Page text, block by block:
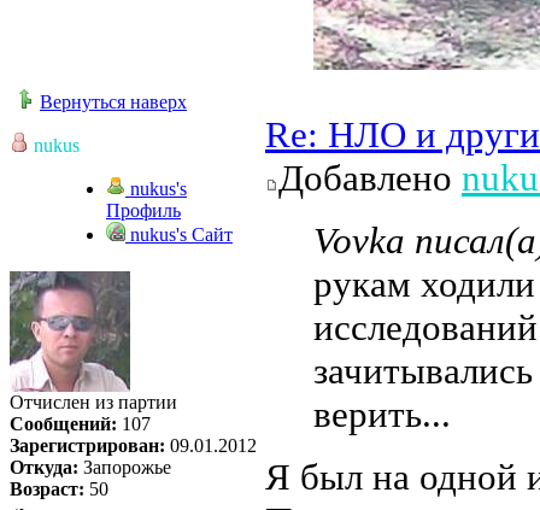
Вернуться наверх
nukus
nukus's
Профиль
nukus's Сайт
Отчислен из партии
Сообщений: 107
Зарегистрирован: 09.01.2012
Откуда: Запорожье
Возраст: 50
Re: НЛО и
Добавлено
Vovka
рукам
верить...
Я был на одной